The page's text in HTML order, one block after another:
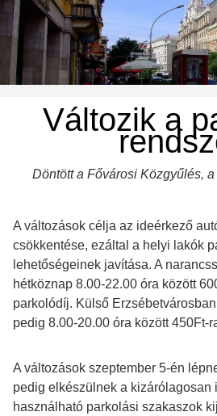
Változik a
Döntött a Fővárosi Közgyűlés,
A változások célja az ideérkező
csökkentése, ezáltal a helyi lakók
lehetőségeinek javítása. A
hétköznap 8.00-22.00 óra között
parkolódíj. Külső
pedig 8.00-20.00 óra között 450Ft-
A változások szeptember 5-én
pedig elkészülnek a kizárólagosan
használható parkolási szakaszok